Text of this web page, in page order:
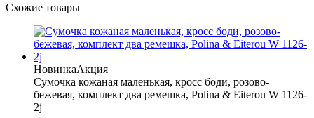
Схожие товары
НовинкаАкция
Сумочка кожаная маленькая, кросс боди, розово-
бежевая, комплект два ремешка, Polina & Eiterou W 1126-
2j